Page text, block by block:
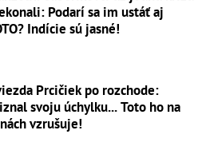
Podarí sa im ustáť aj
Indície sú jasné!
Prcičiek po rozchode:
svoju úchylku... Toto ho na
vzrušuje!